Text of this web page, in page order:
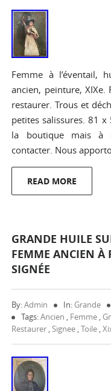
Femme à l’éventail,
ancien, peinture, XIXe.
restaurer. Trous et
petites salissures. 81
la boutique mais à
contacter. Nous
READ MORE
GRANDE HUILE
FEMME ANCIEN À
SIGNÉE
By:Admin In: Grande
Tags:Ancien , Femme ,
Restaurer ,Signee ,Toile ,